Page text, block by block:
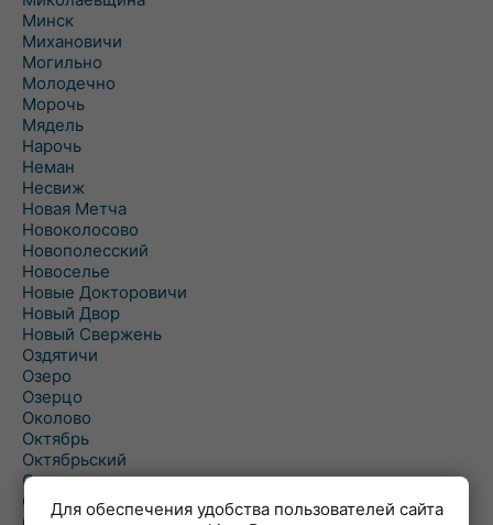
Минск
Михановичи
Могильно
Молодечно
Морочь
Мядель
Нарочь
Неман
Несвиж
Новая Метча
Новоколосово
Новополесский
Новоселье
Новые Докторовичи
Новый Двор
Новый Свержень
Оздятичи
Озеро
Озерцо
Околово
Октябрь
Октябрьский
Олехновичи
Омговичи
Для обеспечения удобства пользователей сайта